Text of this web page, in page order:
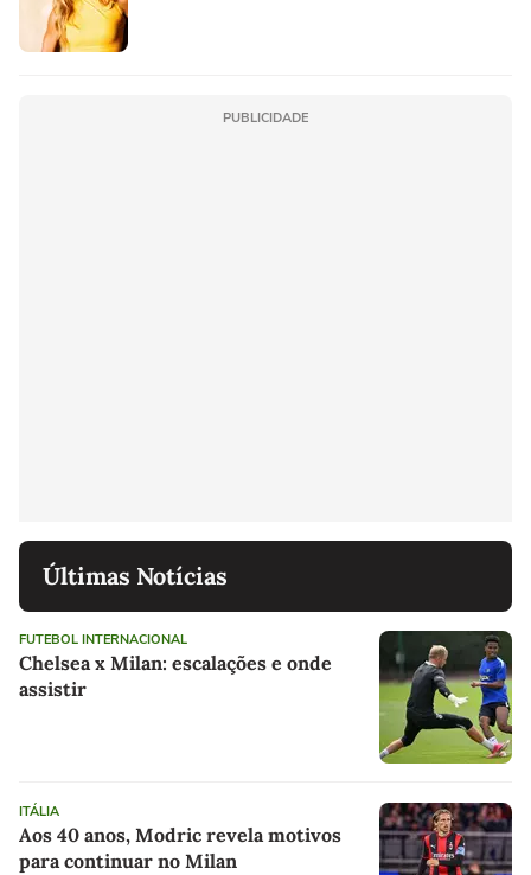
PUBLICIDADE
Últimas Notícias
FUTEBOL INTERNACIONAL
Chelsea x Milan: escalações e onde
assistir
ITÁLIA
Aos 40 anos, Modric revela motivos
para continuar no Milan